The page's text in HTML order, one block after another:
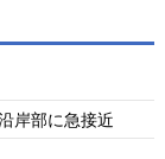
岸部に急接近